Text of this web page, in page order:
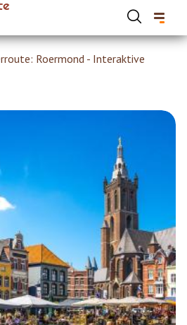
Roermond - Interaktive